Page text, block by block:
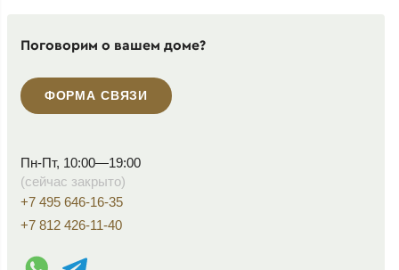
Поговорим о вашем доме?
ФОРМА СВЯЗИ
Пн-Пт, 10:00—19:00
(сейчас закрыто)
+7 495 646-16-35
+7 812 426-11-40
WhatsApp контакт
Telegram контакт